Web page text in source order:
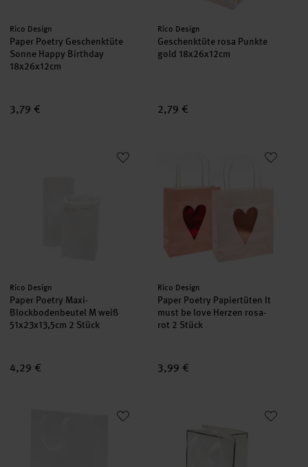
Hersteller:
Rico Design
Paper Poetry Geschenktüte
Sonne Happy Birthday
18x26x12cm
3,79 €
Hersteller:
Rico Design
Geschenktüte rosa Punkte
gold 18x26x12cm
2,79 €
Paper Poetry Maxi-Blockbodenbeutel M weiß 51x23x13,5cm 2
Hersteller:
Rico Design
Paper Poetry Maxi-
Blockbodenbeutel M weiß
51x23x13,5cm 2 Stück
4,29 €
Paper Poetry Papiertüten It
Hersteller:
Rico Design
Paper Poetry Papiertüten It
must be love Herzen rosa-
rot 2 Stück
3,99 €
Paper Poetry Geschenktüte weiß 26x32x12cmPaper Poetry Geschenktasche